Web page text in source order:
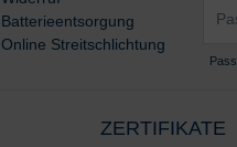
Batterieentsorgung
Online Streitschlichtung
ZERTIFIKATE